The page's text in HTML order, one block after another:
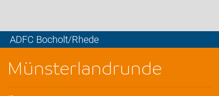
ADFC Bocholt/Rhede
Münsterlandrunde